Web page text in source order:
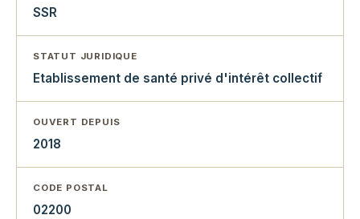
SSR
STATUT JURIDIQUE
Etablissement de santé privé d'intérêt collectif
OUVERT DEPUIS
2018
CODE POSTAL
02200